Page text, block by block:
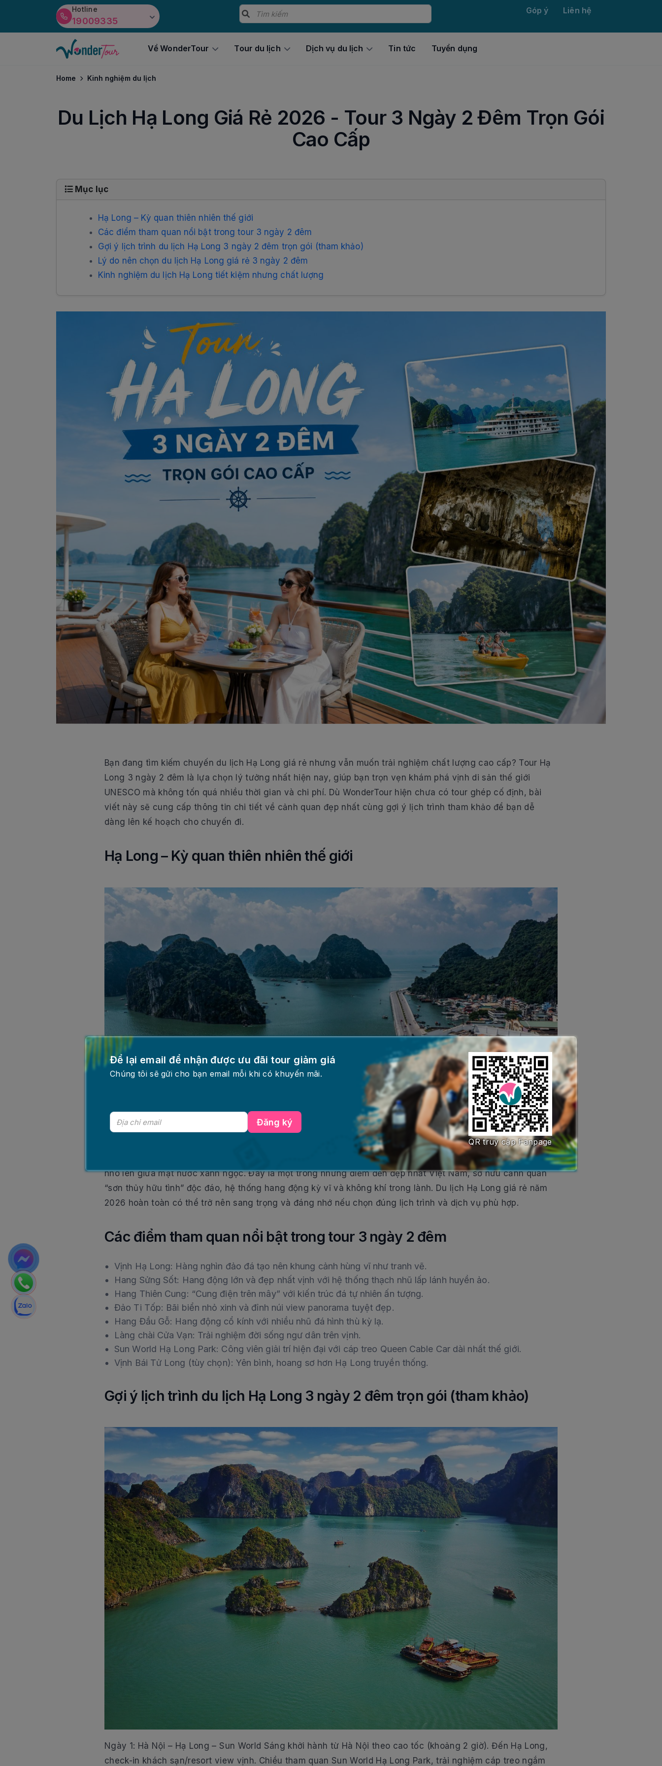
Hotline
19009335
Góp ý Liên hệ
Về WonderTour Tour du lịch Dịch vụ du lịch Tin tức Tuyển dụng
Home Kinh nghiệm du lịch
Du Lịch Hạ Long Giá Rẻ 2026 - Tour 3 Ngày 2 Đêm Trọn Gói
Cao Cấp
Mục lục
Hạ Long – Kỳ quan thiên nhiên thế giới
Các điểm tham quan nổi bật trong tour 3 ngày 2 đêm
Gợi ý lịch trình du lịch Hạ Long 3 ngày 2 đêm trọn gói (tham khảo)
Lý do nên chọn du lịch Hạ Long giá rẻ 3 ngày 2 đêm
Kinh nghiệm du lịch Hạ Long tiết kiệm nhưng chất lượng
Bạn đang tìm kiếm chuyến du lịch Hạ Long giá rẻ nhưng vẫn muốn trải nghiệm chất lượng cao cấp? Tour Hạ
Long 3 ngày 2 đêm là lựa chọn lý tưởng nhất hiện nay, giúp bạn trọn vẹn khám phá vịnh di sản thế giới
UNESCO mà không tốn quá nhiều thời gian và chi phí. Dù WonderTour hiện chưa có tour ghép cố định, bài
viết này sẽ cung cấp thông tin chi tiết về cảnh quan đẹp nhất cùng gợi ý lịch trình tham khảo để bạn dễ
dàng lên kế hoạch cho chuyến đi.
Hạ Long – Kỳ quan thiên nhiên thế giới
Vịnh Hạ Long được UNESCO công nhận là Di sản Thiên nhiên Thế giới với hơn 1.600 hòn đảo đá vôi lớn nhỏ
nhô lên giữa mặt nước xanh ngọc. Đây là một trong những điểm đến đẹp nhất Việt Nam, sở hữu cảnh quan
“sơn thủy hữu tình” độc đáo, hệ thống hang động kỳ vĩ và không khí trong lành. Du lịch Hạ Long giá rẻ năm
2026 hoàn toàn có thể trở nên sang trọng và đáng nhớ nếu chọn đúng lịch trình và dịch vụ phù hợp.
Các điểm tham quan nổi bật trong tour 3 ngày 2 đêm
Vịnh Hạ Long: Hàng nghìn đảo đá tạo nên khung cảnh hùng vĩ như tranh vẽ.
Hang Sửng Sốt: Hang động lớn và đẹp nhất vịnh với hệ thống thạch nhũ lấp lánh huyền ảo.
Hang Thiên Cung: “Cung điện trên mây” với kiến trúc đá tự nhiên ấn tượng.
Đảo Ti Tốp: Bãi biển nhỏ xinh và đỉnh núi view panorama tuyệt đẹp.
Hang Đầu Gỗ: Hang động cổ kính với nhiều nhũ đá hình thù kỳ lạ.
Làng chài Cửa Vạn: Trải nghiệm đời sống ngư dân trên vịnh.
Sun World Hạ Long Park: Công viên giải trí hiện đại với cáp treo Queen Cable Car dài nhất thế giới.
Vịnh Bái Tử Long (tùy chọn): Yên bình, hoang sơ hơn Hạ Long truyền thống.
Gợi ý lịch trình du lịch Hạ Long 3 ngày 2 đêm trọn gói (tham khảo)
Ngày 1: Hà Nội – Hạ Long – Sun World Sáng khởi hành từ Hà Nội theo cao tốc (khoảng 2 giờ). Đến Hạ Long,
check-in khách sạn/resort view vịnh. Chiều tham quan Sun World Hạ Long Park, trải nghiệm cáp treo ngắm
Để lại email để nhận được ưu đãi tour giảm giá
Chúng tôi sẽ gửi cho bạn email mỗi khi có khuyến mãi.
Đăng ký
QR truy cập Fanpage